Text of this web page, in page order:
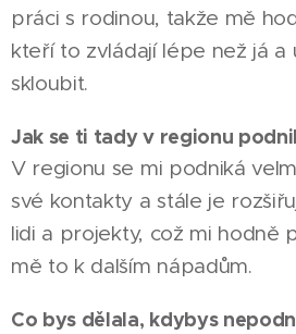
práci s rodinou, takže mě
kteří to zvládají lépe než já a
skloubit.
Jak se ti tady v regionu
V regionu se mi podniká
své kontakty a stále je
lidi a projekty, což mi hodně
mě to k dalším nápadům.
Co bys dělala, kdybys